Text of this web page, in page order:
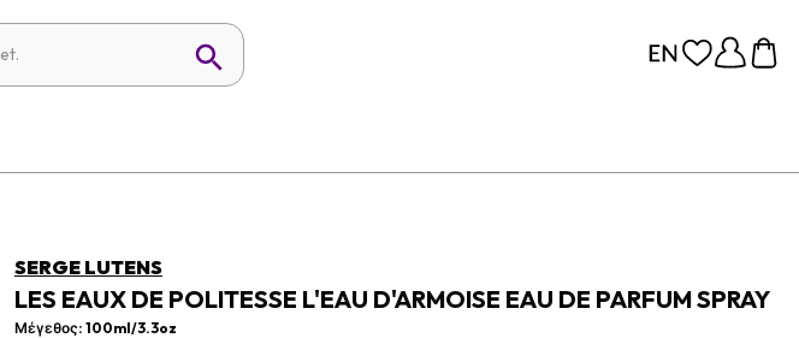
SERGE LUTENS
LES EAUX DE POLITESSE L'EAU D'ARMOISE EAU DE PARFUM SPRAY
Μέγεθος: 100ml/3.3oz